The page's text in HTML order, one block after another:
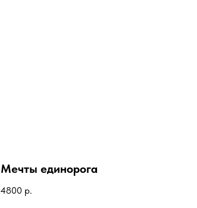
Мечты единорога
4800 р.